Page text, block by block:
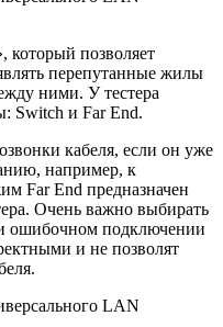
позволяет
перепутанные жилы
ними. У тестера
Switch и Far End.
кабеля, если он уже
например, к
Far End предназначен
Очень важно выбирать
ошибочном подключении
и не позволят